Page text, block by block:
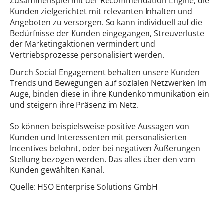
Kunden zielgerichtet mit relevanten Inhalten und
Angeboten zu versorgen. So kann individuell auf die
Bedürfnisse der Kunden eingegangen, Streuverluste
der Marketingaktionen vermindert und
Vertriebsprozesse personalisiert werden.
Durch Social Engagement behalten unsere Kunden
Trends und Bewegungen auf sozialen Netzwerken im
Auge, binden diese in ihre Kundenkommunikation ein
und steigern ihre Präsenz im Netz.
So können beispielsweise positive Aussagen von
Kunden und Interessenten mit personalisierten
Incentives belohnt, oder bei negativen Äußerungen
Stellung bezogen werden. Das alles über den vom
Kunden gewählten Kanal.
Quelle: HSO Enterprise Solutions GmbH